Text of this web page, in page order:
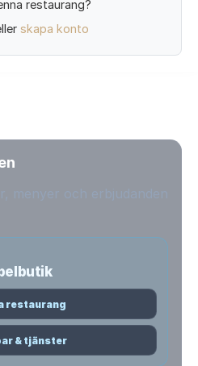
restaurang?
skapa konto
restaurang
& tjänster